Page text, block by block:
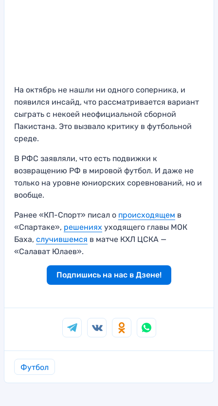
На октябрь не нашли ни одного соперника, и
появился инсайд, что рассматривается вариант
сыграть с некоей неофициальной сборной
Пакистана. Это вызвало критику в футбольной
среде.
В РФС заявляли, что есть подвижки к
возвращению РФ в мировой футбол. И даже не
только на уровне юниорских соревнований, но и
вообще.
Ранее «КП-Спорт» писал о происходящем в
«Спартаке», решениях уходящего главы МОК
Баха, случившемся в матче КХЛ ЦСКА —
«Салават Юлаев».
Подпишись на нас в Дзене!
Футбол